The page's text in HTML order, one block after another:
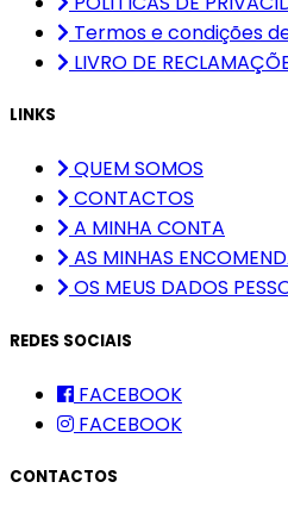
Termos e condições
LIVRO DE
LINKS
QUEM SOMOS
CONTACTOS
A MINHA CONTA
AS MINHAS
OS MEUS DADOS
REDES SOCIAIS
FACEBOOK
FACEBOOK
CONTACTOS